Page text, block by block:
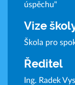
úspěchu"
Vize
Škola pro
Ředitel
Ing. Radek